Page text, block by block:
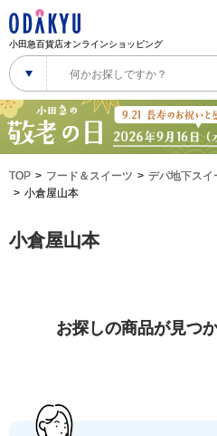
小田急百貨店オンラインショッピング
TOP フード＆スイーツ デパ地下スイ
小倉屋山本
小倉屋山本
お探しの商品が見つ